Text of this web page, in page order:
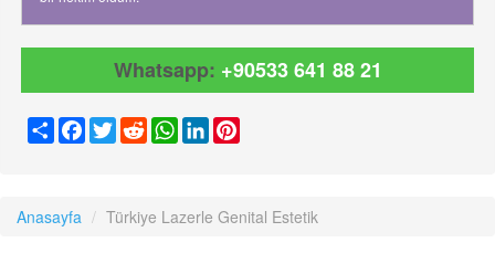
Whatsapp: +90533 641 88 21
ShareFacebook
TwitterRedditWhatsApp
LinkedIn
Anasayfa Türkiye Lazerle Genital Estetik